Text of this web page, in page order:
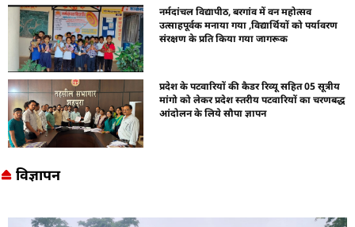
नर्मदांचल विद्यापीठ, बरगांव में वन महोत्सव
उत्साहपूर्वक मनाया गया ,विद्यार्थियों को पर्यावरण
संरक्षण के प्रति किया गया जागरूक
प्रदेश के पटवारियों की कैडर रिव्यू सहित 05 सूत्रीय
मांगो को लेकर प्रदेश स्तरीय पटवारियों का चरणबद्ध
आंदोलन के लिये सौपा ज्ञापन
विज्ञापन